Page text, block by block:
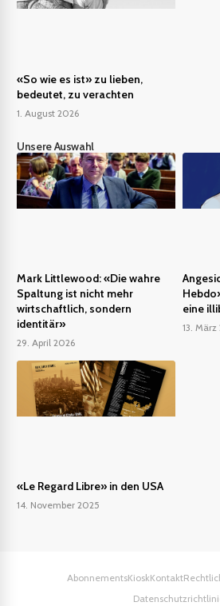
«So wie es ist» zu lieben,
bedeutet, zu verachten
1. August 2026
Unsere Auswahl
Mark Littlewood: «Die wahre
Spaltung ist nicht mehr
wirtschaftlich, sondern
identitär»
29. April 2026
eine
13. März
«Le Regard Libre» in den USA
14. November 2025
AbonnementsKioskKontakt